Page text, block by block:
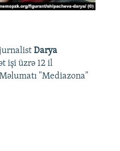
Darya
işi üzrə 12 il
"Mediazona"